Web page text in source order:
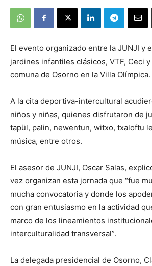
El evento organizado entre la JUNJI y
jardines infantiles clásicos, VTF, Ceci
comuna de Osorno en la Villa Olímpica.
A la cita deportiva-intercultural
niños y niñas, quienes disfrutaron de
tapül, palin, newentun, witxo, txaloftu
música, entre otros.
El asesor de JUNJI, Oscar Salas,
vez organizan esta jornada que “fue
mucha convocatoria y donde los
con gran entusiasmo en la actividad
marco de los lineamientos
interculturalidad transversal”.
La delegada presidencial de Osorno,